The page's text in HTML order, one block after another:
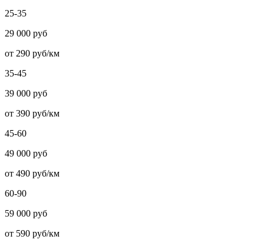
25-35
29 000 руб
от 290 руб/км
35-45
39 000 руб
от 390 руб/км
45-60
49 000 руб
от 490 руб/км
60-90
59 000 руб
от 590 руб/км